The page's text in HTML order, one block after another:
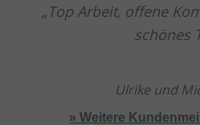
Top Arbeit, offene
schönes
Ulrike und
» Weitere